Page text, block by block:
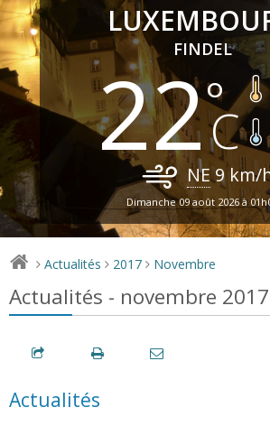
FINDEL
22
NE9 km/
Dimanche 09 août 2026 à
> Actualités > 2017 > Novembre
Actualités - novembre 2017
Actualités